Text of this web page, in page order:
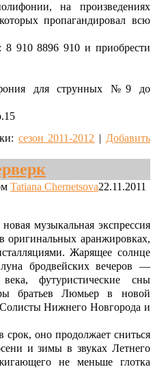
на произведениях
пропагандировал всю
8 910 8896 910 и приобрести
для струнных №9 до
сезон 2011-2012
Добавить
Tatiana Chernetsova22.11.2011
музыкальная экспрессия
оригинальных аранжировках,
Жарящее солнце
бродвейских вечеров —
футуристические сны
братьев Люмьер в новой
Нижнего Новгорода и
срок, оно продолжает сниться
и зимы в звуках Летнего
не меньше глотка